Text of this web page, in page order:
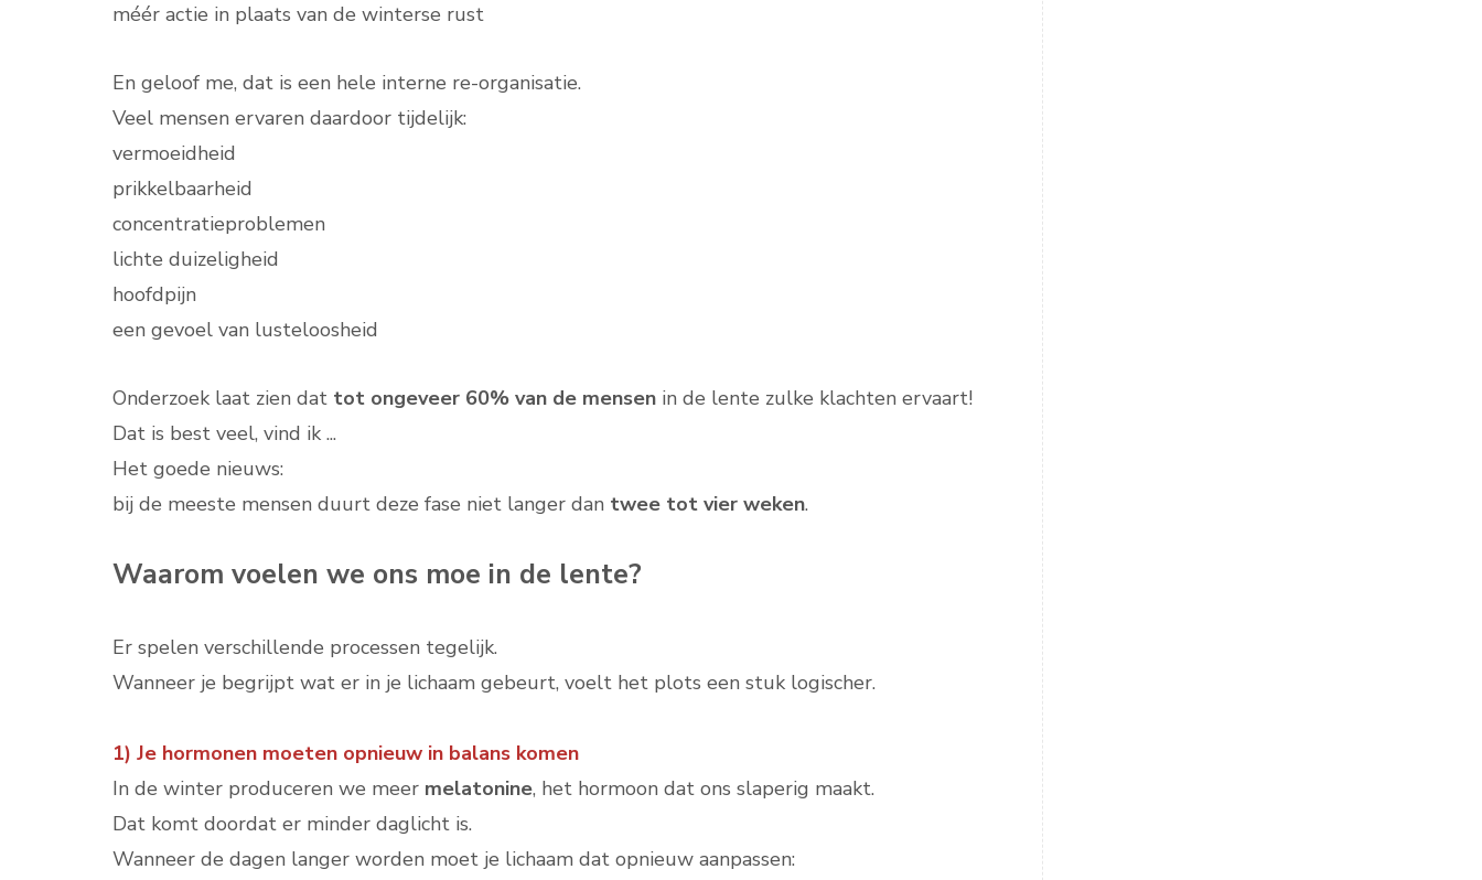
méér actie in plaats van de winterse rust
En geloof me, dat is een hele interne re-organisatie.
Veel mensen ervaren daardoor tijdelijk:
vermoeidheid
prikkelbaarheid
concentratieproblemen
lichte duizeligheid
hoofdpijn
een gevoel van lusteloosheid
Onderzoek laat zien dat tot ongeveer 60% van de mensen in de lente zulke klachten ervaart!
Dat is best veel, vind ik ...
Het goede nieuws:
bij de meeste mensen duurt deze fase niet langer dan twee tot vier weken.
Waarom voelen we ons moe in de lente?
Er spelen verschillende processen tegelijk.
Wanneer je begrijpt wat er in je lichaam gebeurt, voelt het plots een stuk logischer.
1) Je hormonen moeten opnieuw in balans komen
In de winter produceren we meer melatonine, het hormoon dat ons slaperig maakt.
Dat komt doordat er minder daglicht is.
Wanneer de dagen langer worden moet je lichaam dat opnieuw aanpassen: